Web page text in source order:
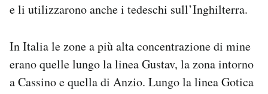
e li utilizzarono anche i tedeschi sull’Inghilterra.
In Italia le zone a più alta concentrazione di mine
erano quelle lungo la linea Gustav, la zona intorno
a Cassino e quella di Anzio. Lungo la linea Gotica